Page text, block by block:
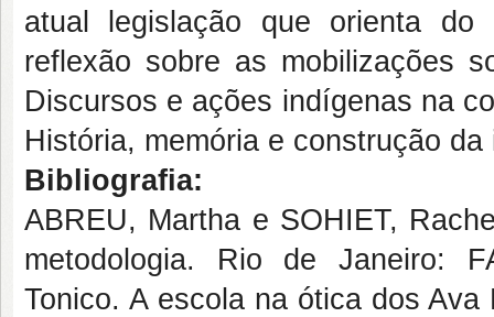
atual legislação que orienta
reflexão sobre as mobilizações
Discursos e ações indígenas na
História, memória e construção
Bibliografia:
ABREU, Martha e SOHIET,
metodologia. Rio de Janeiro:
Tonico. A escola na ótica dos